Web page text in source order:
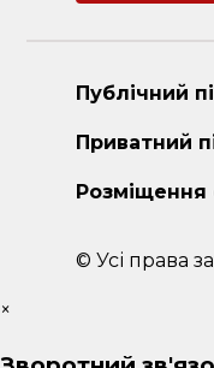
Публічний
Приватний
© Усі права
×